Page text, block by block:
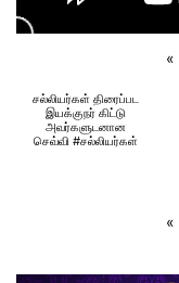
«
சல்லியர்கள் திரைப்பட
இயக்குநர் கிட்டு
அவர்களுடனான
செவ்வி #சல்லியர்கள்
«